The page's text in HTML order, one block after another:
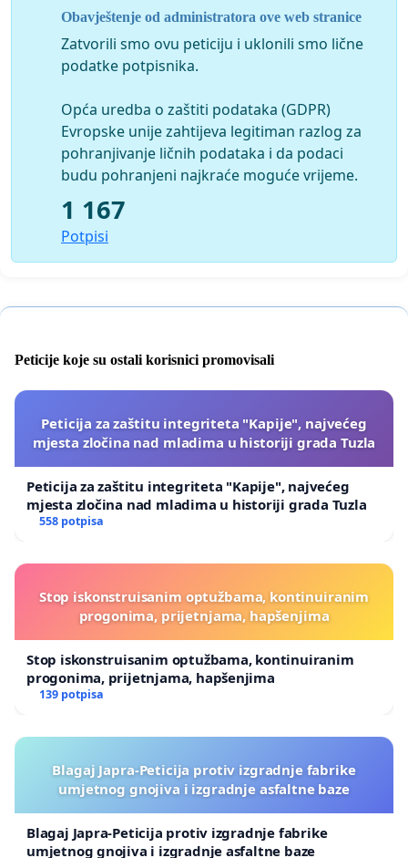
Obavještenje od administratora ove web stranice
Zatvorili smo ovu peticiju i uklonili smo lične
podatke potpisnika.
Opća uredba o zaštiti podataka (GDPR)
Evropske unije zahtijeva legitiman razlog za
pohranjivanje ličnih podataka i da podaci
budu pohranjeni najkraće moguće vrijeme.
1 167
Potpisi
Peticije koje su ostali korisnici promovisali
Peticija za zaštitu integriteta "Kapije", najvećeg
mjesta zločina nad mladima u historiji grada Tuzla
Peticija za zaštitu integriteta "Kapije", najvećeg
mjesta zločina nad mladima u historiji grada Tuzla
558 potpisa
Stop iskonstruisanim optužbama, kontinuiranim
progonima, prijetnjama, hapšenjima
Stop iskonstruisanim optužbama, kontinuiranim
progonima, prijetnjama, hapšenjima
139 potpisa
Blagaj Japra-Peticija protiv izgradnje fabrike
umjetnog gnojiva i izgradnje asfaltne baze
Blagaj Japra-Peticija protiv izgradnje fabrike
umjetnog gnojiva i izgradnje asfaltne baze